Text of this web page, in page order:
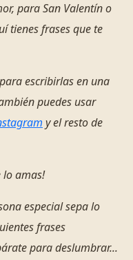
para San Valentín o
tienes frases que te
escribirlas en una
puedes usar
y el resto de
lo amas!
especial sepa lo
frases
para deslumbrar...